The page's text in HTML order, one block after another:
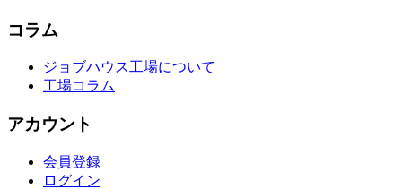
コラム
ジョブハウス工場について
工場コラム
アカウント
会員登録
ログイン